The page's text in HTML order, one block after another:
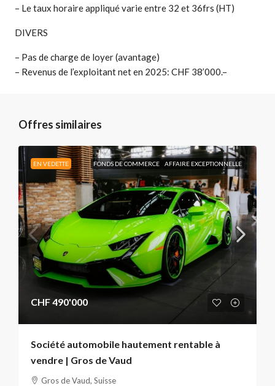
– Le taux horaire appliqué varie entre 32 et 36frs (HT)
DIVERS
– Pas de charge de loyer (avantage)
– Revenus de l’exploitant net en 2025: CHF 38’000.–
Offres similaires
EN VEDETTE FONDS DE COMMERCE AFFAIRE EXCEPTIONNELLE
CHF 490'000
Société automobile hautement rentable à
vendre | Gros de Vaud
Gros de Vaud, Suisse